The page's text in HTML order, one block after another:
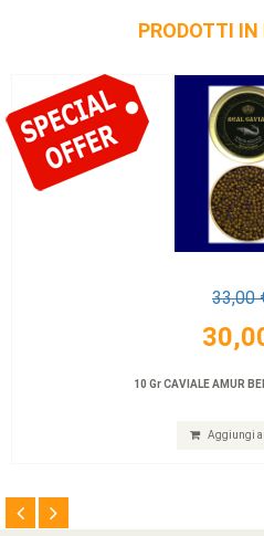
PRODOTTI
33,00
10 Gr CAVIALE AMUR
Aggiungi